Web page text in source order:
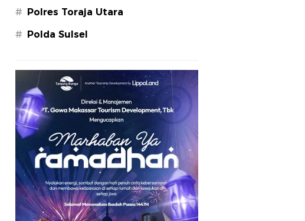
# Polres Toraja Utara
# Polda Sulsel